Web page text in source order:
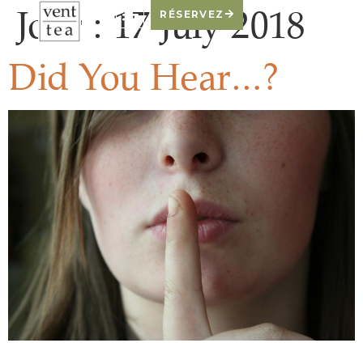
RÉSERVEZ
Jour : 17 July 2018
Did You Hear…?